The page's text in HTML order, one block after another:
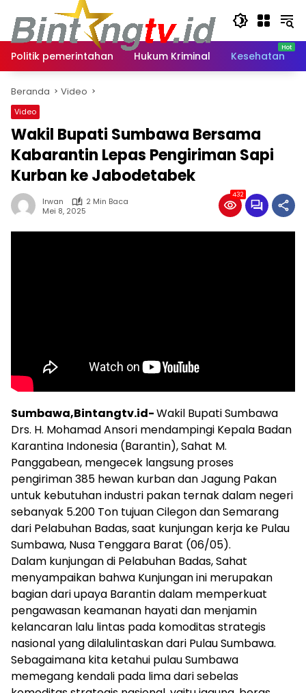
konten
Politik pemerintahan
Hukum Kriminal Kesehatan
Beranda Video
Video
Wakil Bupati Sumbawa Bersama
Kabarantin Lepas Pengiriman Sapi
Kurban ke Jabodetabek
Irwan
2 Min Baca
Mei 8, 2025
432
Sumbawa,Bintangtv.id-Wakil Bupati Sumbawa
Drs. H. Mohamad Ansori mendampingi Kepala Badan
Karantina Indonesia (Barantin), Sahat M.
Panggabean, mengecek langsung proses
pengiriman 385 hewan kurban dan Jagung Pakan
untuk kebutuhan industri pakan ternak dalam negeri
sebanyak 5.200 Ton tujuan Cilegon dan Semarang
dari Pelabuhan Badas, saat kunjungan kerja ke Pulau
Sumbawa, Nusa Tenggara Barat (06/05).
Dalam kunjungan di Pelabuhan Badas, Sahat
menyampaikan bahwa Kunjungan ini merupakan
bagian dari upaya Barantin dalam memperkuat
pengawasan keamanan hayati dan menjamin
kelancaran lalu lintas pada komoditas strategis
nasional yang dilalulintaskan dari Pulau Sumbawa.
Sebagaimana kita ketahui pulau Sumbawa
memegang kendali pada lima dari sebelas